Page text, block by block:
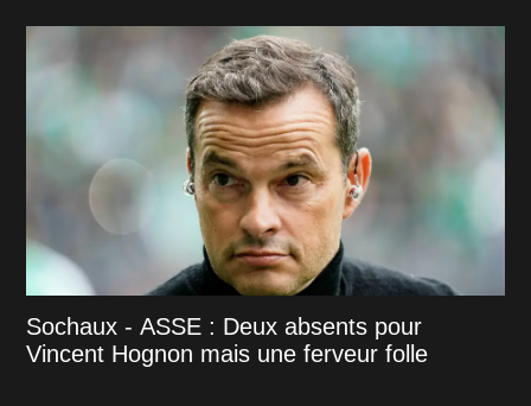
Sochaux - ASSE : Deux absents pour
Vincent Hognon mais une ferveur folle